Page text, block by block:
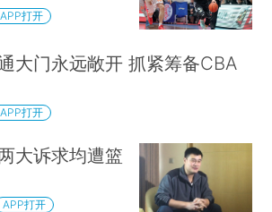
APP打开
大门永远敞开 抓紧筹备CBA
APP打开
大诉求均遭篮
APP打开